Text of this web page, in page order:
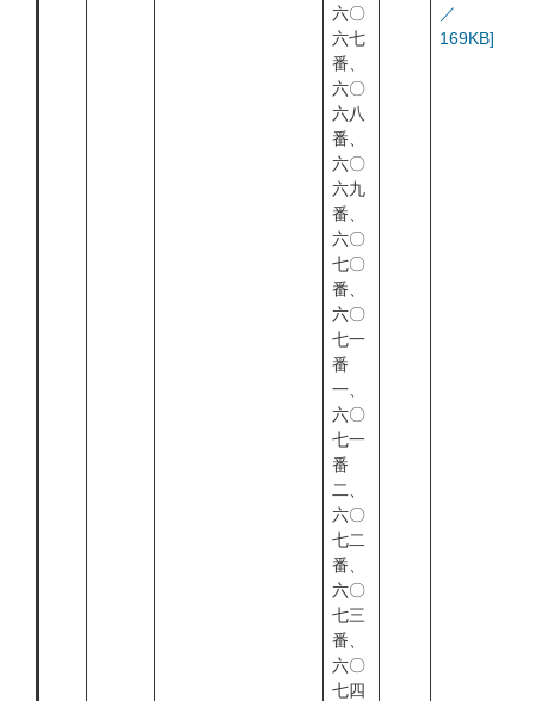
六〇
六七
番、
六〇
六八
番、
六〇
六九
番、
六〇
七〇
番、
六〇
七一
番
一、
六〇
七一
番
二、
六〇
七二
番、
六〇
七三
番、
六〇
七四
／
169KB]